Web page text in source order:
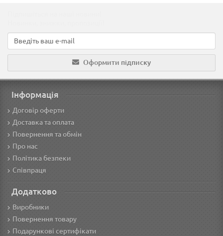
Оформити підписку
Інформація
Договір оферти
Доставка та оплата
Повернення та обмін
Про нас
Політика безпеки
Співпраця
Додатково
Виробники
Повернення товару
Подарункові сертифікати